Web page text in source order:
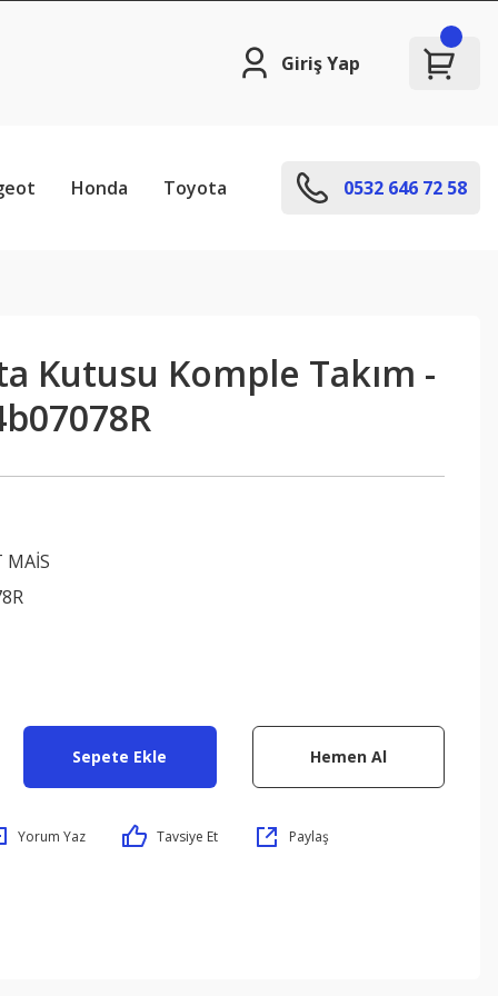
Giriş Yap
Honda Toyota 0532 646 72 58
Kutusu Komple Takım -
MAİS
Sepete Ekle Hemen Al
Yorum Yaz Tavsiye Et Paylaş